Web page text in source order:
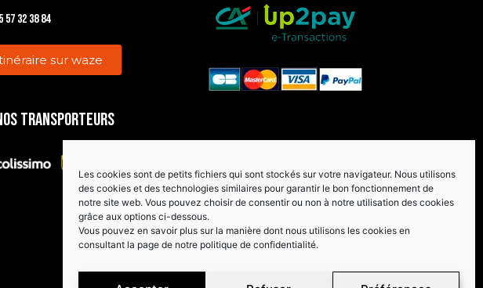
Les cookies sont de petits fichiers qui sont stockés sur votre navigateur. Nous utilisons
des cookies et des technologies similaires pour garantir le bon fonctionnement de
notre site web. Vous pouvez choisir de consentir ou non à notre utilisation des cookies
grâce aux options ci-dessous.
Vous pouvez en savoir plus sur la manière dont nous utilisons les cookies en
consultant la page de notre politique de confidentialité.
57 32 38 84
sur waze
transporteurs